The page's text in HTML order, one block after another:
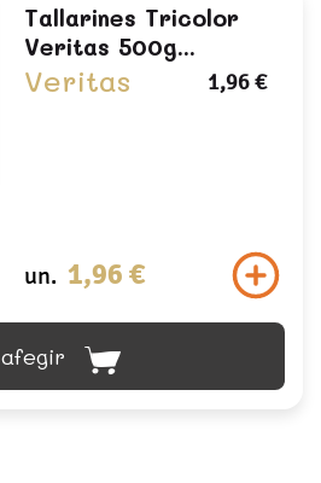
Tallarines Tricolor
Veritas 500g...
Veritas 1,96 €
un. 1,96 €
afegir